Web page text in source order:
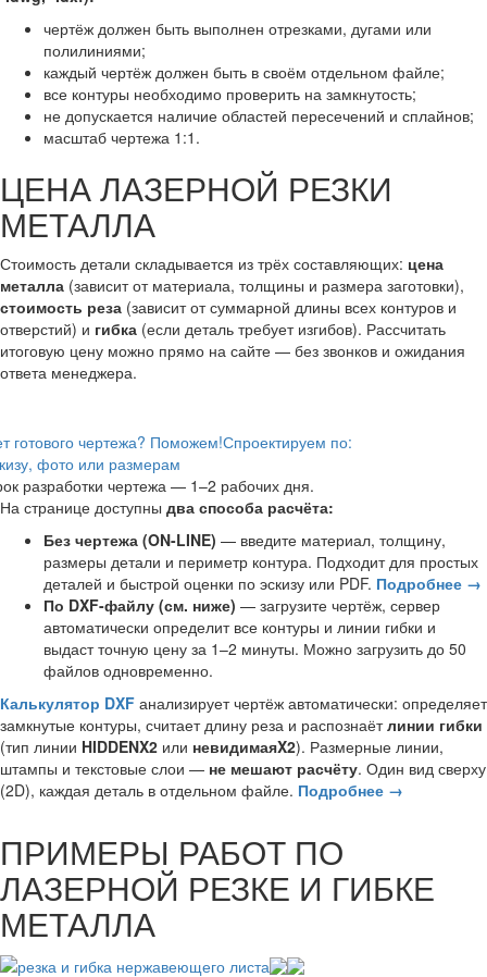
чертёж должен быть выполнен отрезками, дугами или
полилиниями;
каждый чертёж должен быть в своём отдельном файле;
все контуры необходимо проверить на замкнутость;
не допускается наличие областей пересечений и сплайнов;
масштаб чертежа 1:1.
ЦЕНА ЛАЗЕРНОЙ РЕЗКИ
МЕТАЛЛА
Стоимость детали складывается из трёх составляющих: цена
металла (зависит от материала, толщины и размера заготовки),
стоимость реза (зависит от суммарной длины всех контуров и
отверстий) и гибка (если деталь требует изгибов). Рассчитать
итоговую цену можно прямо на сайте — без звонков и ожидания
ответа менеджера.
готового чертежа? Поможем!Спроектируем по:
фото или размерам
разработки чертежа — 1–2 рабочих дня.
На странице доступны два способа расчёта:
Без чертежа (ON-LINE) — введите материал, толщину,
размеры детали и периметр контура. Подходит для простых
деталей и быстрой оценки по эскизу или PDF. Подробнее →
По DXF-файлу (см. ниже) — загрузите чертёж, сервер
автоматически определит все контуры и линии гибки и
выдаст точную цену за 1–2 минуты. Можно загрузить до 50
файлов одновременно.
Калькулятор DXF анализирует чертёж автоматически: определяет
замкнутые контуры, считает длину реза и распознаётлинии гибки
(тип линии HIDDENX2 или невидимаяX2). Размерные линии,
штампы и текстовые слои — не мешают расчёту. Один вид сверху
(2D), каждая деталь в отдельном файле. Подробнее →
ПРИМЕРЫ РАБОТ ПО
ЛАЗЕРНОЙ РЕЗКЕ И ГИБКЕ
МЕТАЛЛА